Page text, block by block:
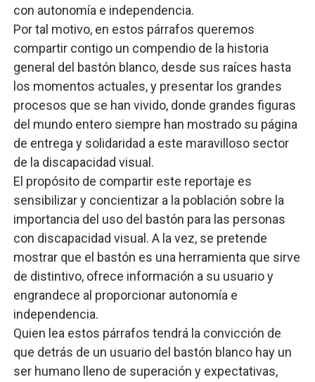
con autonomía e independencia.
Por tal motivo, en estos párrafos queremos
compartir contigo un compendio de la historia
general del bastón blanco, desde sus raíces hasta
los momentos actuales, y presentar los grandes
procesos que se han vivido, donde grandes figuras
del mundo entero siempre han mostrado su página
de entrega y solidaridad a este maravilloso sector
de la discapacidad visual.
El propósito de compartir este reportaje es
sensibilizar y concientizar a la población sobre la
importancia del uso del bastón para las personas
con discapacidad visual. A la vez, se pretende
mostrar que el bastón es una herramienta que sirve
de distintivo, ofrece información a su usuario y
engrandece al proporcionar autonomía e
independencia.
Quien lea estos párrafos tendrá la convicción de
que detrás de un usuario del bastón blanco hay un
ser humano lleno de superación y expectativas,